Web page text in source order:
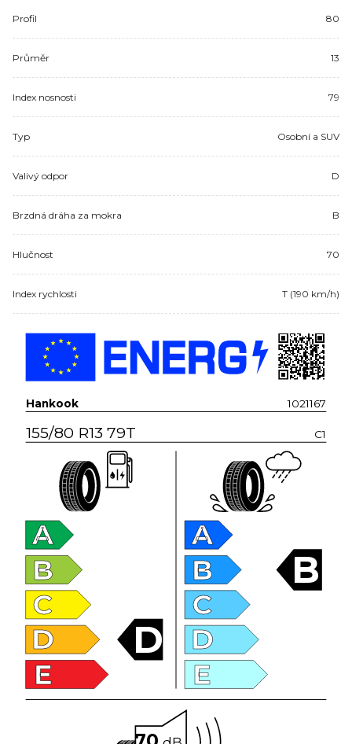
Profil 80
Průměr 13
Index nosnosti 79
Typ Osobní a SUV
Valivý odpor D
Brzdná dráha za mokra B
Hlučnost 70
Index rychlosti T (190 km/h)
Hankook 1021167
155/80 R13 79T C1
A
B
C
D
E
D
A
B
C
D
E
B